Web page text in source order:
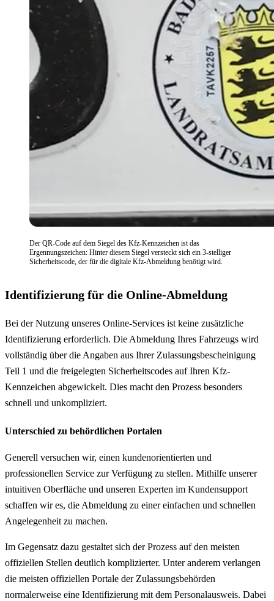
Der QR-Code auf dem Siegel des Kfz-Kennzeichen ist das
Ergennungszeichen: Hinter diesem Siegel versteckt sich ein 3-stelliger
Sicherheitscode, der für die digitale Kfz-Abmeldung benötigt wird.
Identifizierung für die Online-Abmeldung
Bei der Nutzung unseres Online-Services ist keine zusätzliche
Identifizierung erforderlich. Die Abmeldung Ihres Fahrzeugs wird
vollständig über die Angaben aus Ihrer Zulassungsbescheinigung
Teil 1 und die freigelegten Sicherheitscodes auf Ihren Kfz-
Kennzeichen abgewickelt. Dies macht den Prozess besonders
schnell und unkompliziert.
Unterschied zu behördlichen Portalen
Generell versuchen wir, einen kundenorientierten und
professionellen Service zur Verfügung zu stellen. Mithilfe unserer
intuitiven Oberfläche und unseren Experten im Kundensupport
schaffen wir es, die Abmeldung zu einer einfachen und schnellen
Angelegenheit zu machen.
Im Gegensatz dazu gestaltet sich der Prozess auf den meisten
offiziellen Stellen deutlich komplizierter. Unter anderem verlangen
die meisten offiziellen Portale der Zulassungsbehörden
normalerweise eine Identifizierung mit dem Personalausweis. Dabei